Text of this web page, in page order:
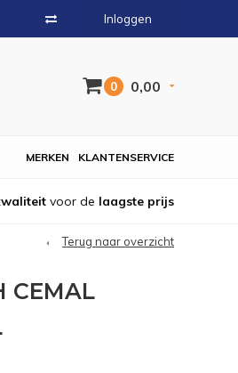
Inloggen
0 0,00
KLANTENSERVICE
MERKEN
voor de laagste prijs
Terug naar overzicht
CEMAL